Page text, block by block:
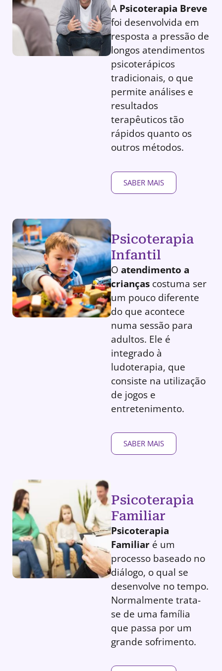
A Psicoterapia Breve
foi desenvolvida em
resposta a pressão de
longos atendimentos
psicoterápicos
tradicionais, o que
permite análises e
resultados
terapêuticos tão
rápidos quanto os
outros métodos.
SABER MAIS
Psicoterapia
Infantil
O atendimento a
crianças costuma ser
um pouco diferente
do que acontece
numa sessão para
adultos. Ele é
integrado à
ludoterapia, que
consiste na utilização
de jogos e
entretenimento.
SABER MAIS
Psicoterapia
Familiar
Psicoterapia
Familiar é um
processo baseado no
diálogo, o qual se
desenvolve no tempo.
Normalmente trata-
se de uma família
que passa por um
grande sofrimento.